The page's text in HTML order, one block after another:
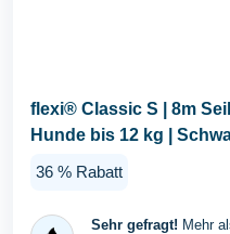
flexi® Classic S | 8m
Hunde bis 12 kg |
36 % Rabatt
Sehr gefragt! Mehr